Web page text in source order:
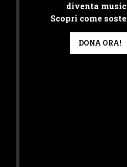
diventa
Scopri come
DONA ORA!